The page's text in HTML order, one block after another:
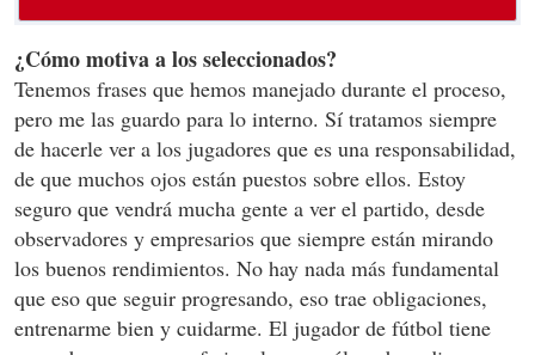
¿Cómo motiva a los seleccionados?
Tenemos frases que hemos manejado durante el proceso,
pero me las guardo para lo interno. Sí tratamos siempre
de hacerle ver a los jugadores que es una responsabilidad,
de que muchos ojos están puestos sobre ellos. Estoy
seguro que vendrá mucha gente a ver el partido, desde
observadores y empresarios que siempre están mirando
los buenos rendimientos. No hay nada más fundamental
que eso que seguir progresando, eso trae obligaciones,
entrenarme bien y cuidarme. El jugador de fútbol tiene